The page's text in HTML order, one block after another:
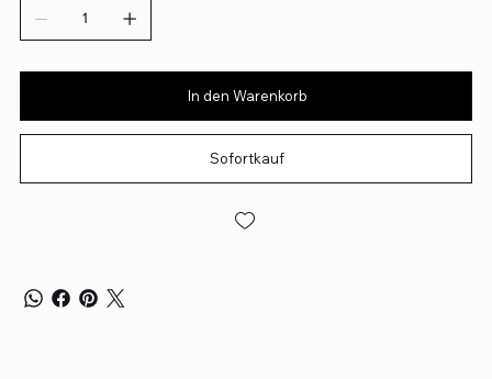
In den Warenkorb
Sofortkauf